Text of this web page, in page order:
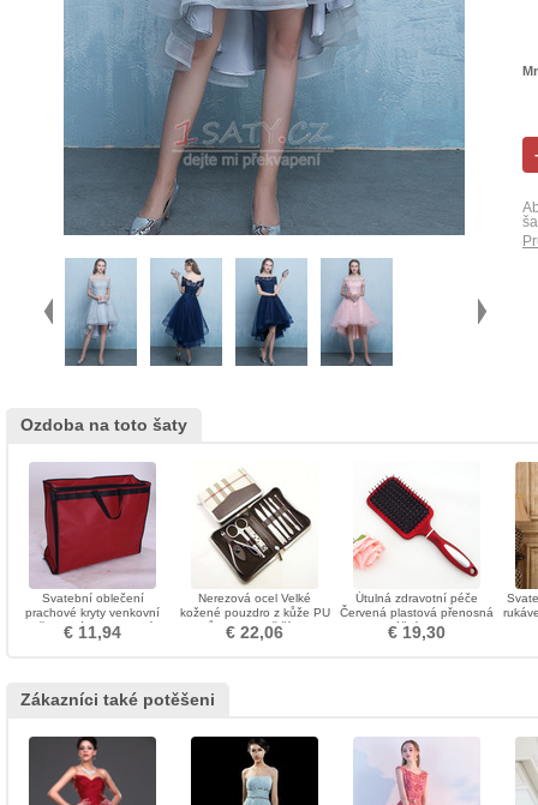
Ozdoba na toto šaty
Svatební oblečení
prachové kryty venkovní
přenosné stereofonní
balení šaty prachu
€ 11,94
Nerezová ocel Velké
kožené pouzdro z kůže PU
8 kusů Nejkvalitnější kufr na
nehty
€ 22,06
Útulná zdravotní péče
Červená plastová přenosná
masážní ozdoba
€ 19,30
Zákazníci také potěšeni